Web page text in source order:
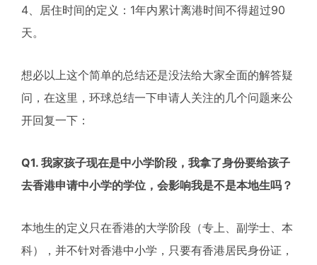
4、居住时间的定义：1年内累计离港时间不得超过90
天。
想必以上这个简单的总结还是没法给大家全面的解答疑
问，在这里，环球总结一下申请人关注的几个问题来公
开回复一下：
Q1. 我家孩子现在是中小学阶段，我拿了身份要给孩子
去香港申请中小学的学位，会影响我是不是本地生吗？
本地生的定义只在香港的大学阶段（专上、副学士、本
科），并不针对香港中小学，只要有香港居民身份证，